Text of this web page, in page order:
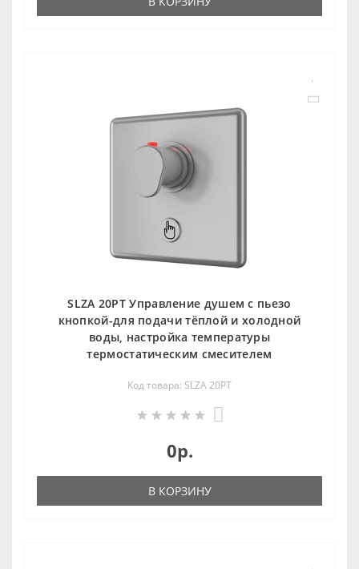
SLZA 20PT Управление душем c пьезо
кнопкой-для подачи тёплой и холодной
воды, настройка температуры
термостатическим смесителем
Код товара: SLZA 20PT
0р.
В КОРЗИНУ